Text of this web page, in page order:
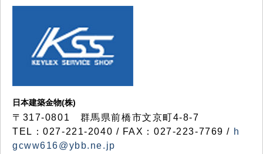
日本建築金物(株)
〒317‐0801 群馬県前橋市文京町4-8-7
TEL：027-221-2040 / FAX：027-223-7769 / h
gcww616@ybb.ne.jp